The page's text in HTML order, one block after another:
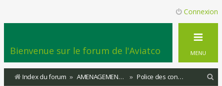
Connexion
Bienvenue sur le forum de l'Aviatco MENU
Index du forum AMENAGEMENT DU TERRITOIRE Police des constructions